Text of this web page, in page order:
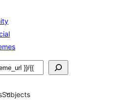
Subjects